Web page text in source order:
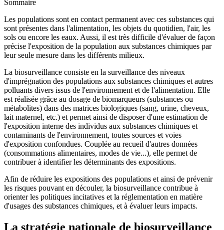
Sommaire
Les populations sont en contact permanent avec ces substances qui
sont présentes dans l'alimentation, les objets du quotidien, l'air, les
sols ou encore les eaux. Aussi, il est très difficile d'évaluer de façon
précise l'exposition de la population aux substances chimiques par
leur seule mesure dans les différents milieux.
La biosurveillance consiste en la surveillance des niveaux
d'imprégnation des populations aux substances chimiques et autres
polluants divers issus de l'environnement et de l'alimentation. Elle
est réalisée grâce au dosage de biomarqueurs (substances ou
métabolites) dans des matrices biologiques (sang, urine, cheveux,
lait maternel, etc.) et permet ainsi de disposer d'une estimation de
l'exposition interne des individus aux substances chimiques et
contaminants de l'environnement, toutes sources et voies
d'exposition confondues. Couplée au recueil d'autres données
(consommations alimentaires, modes de vie...), elle permet de
contribuer à identifier les déterminants des expositions.
Afin de réduire les expositions des populations et ainsi de prévenir
les risques pouvant en découler, la biosurveillance contribue à
orienter les politiques incitatives et la réglementation en matière
d'usages des substances chimiques, et à évaluer leurs impacts.
La stratégie nationale de biosurveillance